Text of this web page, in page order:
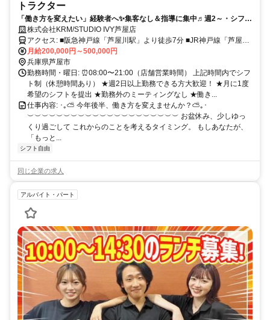
トラクター
「働き方を変えたい」経験者へ✨集客なし＆指導に集中♬週2～・シフト
自由！月50万円以上も可能◎
株式会社KRM/STUDIO IVY芦屋店
アクセス: ■阪急神戸線「芦屋川駅」より徒歩7分 ■JR神戸線「芦屋
駅」より徒歩10分 ୨୧･･･････････････････････････････････୨୧ 通勤便
利な芦屋エリア！ 阪急神戸線・JR神戸線の2路線利用OK♪ 西宮北
口・夙川・岡本・三ノ宮・ 大阪方面からも通いやすい立地です◎
月給200,000円～500,000円
兵庫県芦屋市
勤務時間・曜日: ⏰08:00〜21:00（店舗営業時間） 上記時間内でシフ
ト制（休憩時間あり） ★週2日以上勤務できる方大歓迎！ ★月に1度
希望のシフトを提出 ★勤務外のミーティングなし ★働き...
仕事内容: ･｡⛅ 今年後半、働き方を変えませんか？⛅｡･
︶︶︶︶︶︶︶︶︶︶︶︶︶︶︶︶︶︶︶︶︶ お盆休み、少しゆっ
くり過ごして これからのことを考えるタイミング。 もしあなたが、
「もっと...
シフト自由
同じ企業の求人
アルバイト・パート